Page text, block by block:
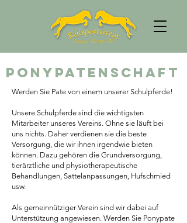
ponypatenschaft
Werden Sie Pate von einem unserer Schulpferde!
Unsere Schulpferde sind die wichtigsten
Mitarbeiter unseres Vereins. Ohne sie läuft bei
uns nichts. Daher verdienen sie die beste
Versorgung, die wir ihnen irgendwie bieten
können. Dazu gehören die Grundversorgung,
tierärztliche und physiotherapeutische
Behandlungen, Sattelanpassungen, Hufschmied
usw.
Als gemeinnütziger Verein sind wir dabei auf
Unterstützung angewiesen. Werden Sie Ponypate